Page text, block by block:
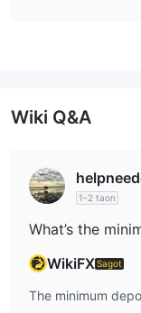
Ang leverage ng
mataas na leverage
kita kundi pati na rin
Ang mga spread at
mga account.
Wiki Q&A
1-2 taon
What’s the
WikiFXSagot
The minimum